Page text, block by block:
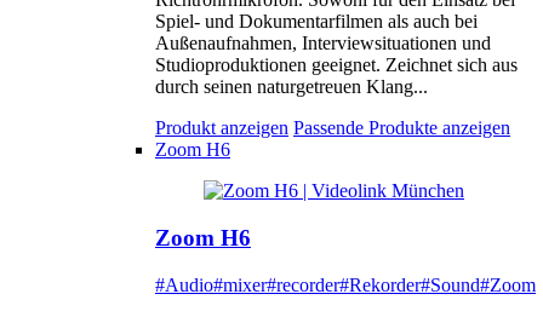
Spiel- und Dokumentarfilmen als auch bei
Außenaufnahmen, Interviewsituationen und
Studioproduktionen geeignet. Zeichnet sich aus
durch seinen naturgetreuen Klang...
Produkt anzeigen Passende Produkte anzeigen
Zoom H6
Zoom H6
#Audio#mixer#recorder#Rekorder#Sound#Zoom